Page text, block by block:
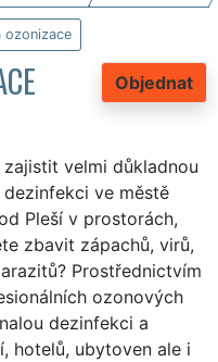
ozonizace
Objednat
velmi důkladnou
ve městě
Pleší v prostorách,
zbavit zápachů, virů,
Prostřednictvím
ozonových
dezinfekci a
hotelů, ubytoven ale i